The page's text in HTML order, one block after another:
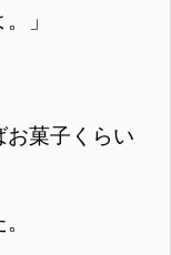
」
お菓子くらい